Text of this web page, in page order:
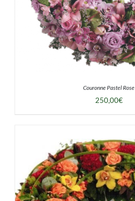
DÉTAILS
Couronne Pastel Rose
250,00€